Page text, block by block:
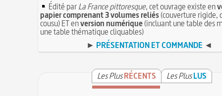
Édité parLa France pittoresque, cet ouvrage existe en
papier comprenant 3 volumes reliés(couverture rigide,
cousu) ET enversion numérique(incluant une table des
une table thématique cliquables)
► PRÉSENTATION ET COMMANDE ◄
Les PlusRÉCENTS Les PlusLUS